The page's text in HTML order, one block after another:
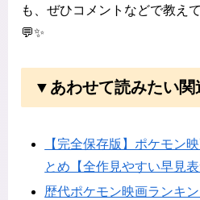
も、ぜひコメントなどで教え
💬✨
▼あわせて読みたい関
【完全保存版】ポケモン
とめ【全作見やすい早見表
歴代ポケモン映画ランキ